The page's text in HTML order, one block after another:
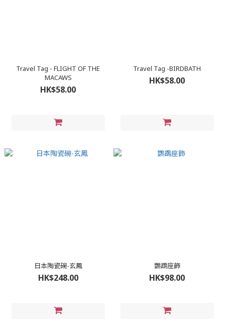
Travel Tag - FLIGHT OF THE
MACAWS
HK$58.00
Travel Tag -BIRDBATH
HK$58.00
日本陶瓷碗-玄鳳
HK$248.00
鸚鵡座飾
HK$98.00